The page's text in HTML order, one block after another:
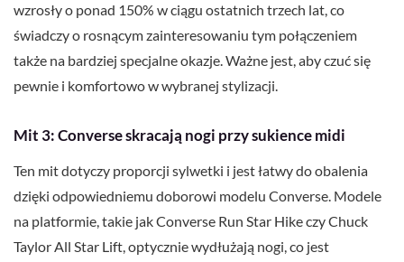
wzrosły o ponad 150% w ciągu ostatnich trzech lat, co
świadczy o rosnącym zainteresowaniu tym połączeniem
także na bardziej specjalne okazje. Ważne jest, aby czuć się
pewnie i komfortowo w wybranej stylizacji.
Mit 3: Converse skracają nogi przy sukience midi
Ten mit dotyczy proporcji sylwetki i jest łatwy do obalenia
dzięki odpowiedniemu doborowi modelu Converse. Modele
na platformie, takie jak Converse Run Star Hike czy Chuck
Taylor All Star Lift, optycznie wydłużają nogi, co jest